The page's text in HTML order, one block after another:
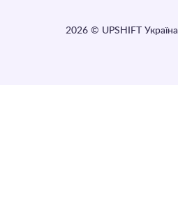
2026 © UPSHIFT Україна